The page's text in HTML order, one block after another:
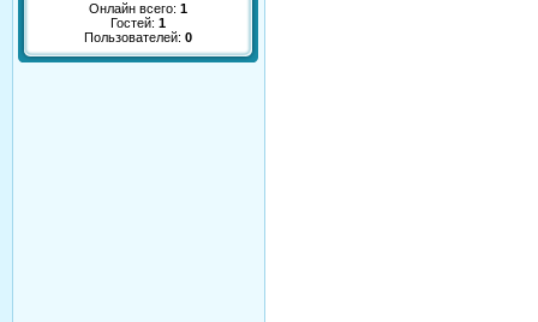
Онлайн всего: 1
Гостей: 1
Пользователей: 0